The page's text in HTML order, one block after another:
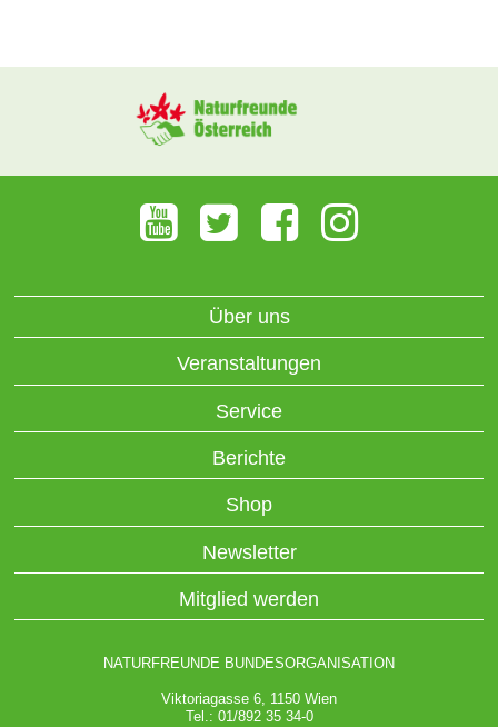
Über uns
Veranstaltungen
Service
Berichte
Shop
Newsletter
Mitglied werden
NATURFREUNDE BUNDESORGANISATION
Viktoriagasse 6, 1150 Wien
Tel.: 01/892 35 34-0